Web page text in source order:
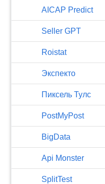
AICAP Predict
Seller GPT
Roistat
Экспекто
Пиксель Тулс
PostMyPost
BigData
Api Monster
SplitTest